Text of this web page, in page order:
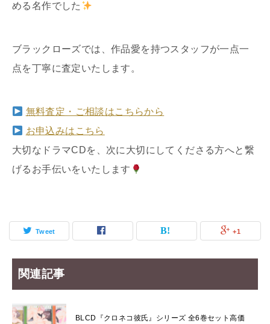
める名作でした
ブラックローズでは、作品愛を持つスタッフが一点一
点を丁寧に査定いたします。
無料査定・ご相談はこちらから
お申込みはこちら
大切なドラマCDを、次に大切にしてくださる方へと繋
げるお手伝いをいたします
Tweet +1
関連記事
BLCD『クロネコ彼氏』シリーズ 全6巻セット高価